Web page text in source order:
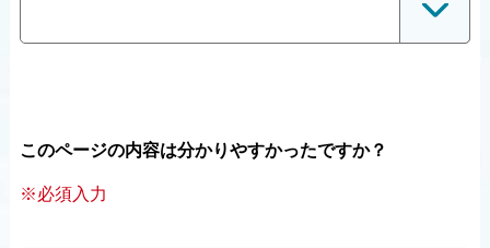
このページの内容は分かりやすかったですか？
※必須入力